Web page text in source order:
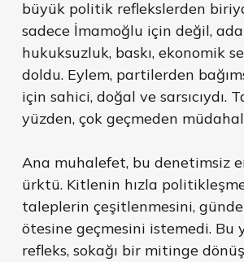
büyük politik reflekslerden
sadece İmamoğlu için değil,
hukuksuzluk, baskı, ekonomik
doldu. Eylem, partilerden
için sahici, doğal ve sarsıcıydı.
yüzden, çok geçmeden
Ana muhalefet, bu denetimsiz
ürktü. Kitlenin hızla
taleplerin çeşitlenmesini,
ötesine geçmesini istemedi. Bu
refleks, sokağı bir mitinge